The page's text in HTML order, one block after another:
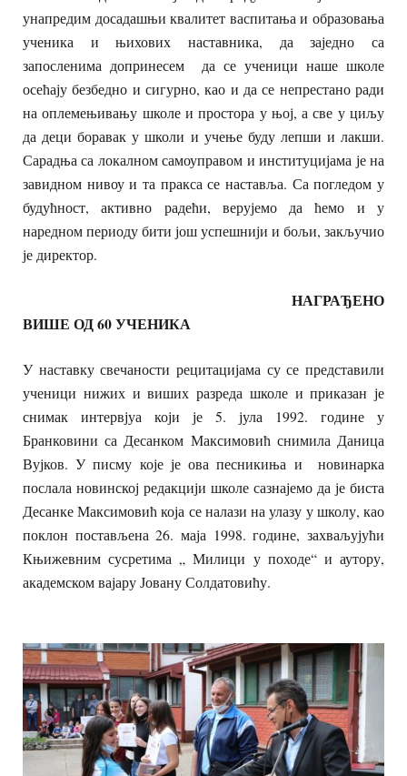
унапредим досадашњи квалитет васпитања и образовања
ученика и њихових наставника, да заједно са
запосленима допринесем да се ученици наше школе
осећају безбедно и сигурно, као и да се непрестано ради
на оплемењивању школе и простора у њој, а све у циљу
да деци боравак у школи и учење буду лепши и лакши.
Сарадња са локалном самоуправом и институцијама је на
завидном нивоу и та пракса се наставља. Са погледом у
будућност, активно радећи, верујемо да ћемо и у
наредном периоду бити још успешнији и бољи, закључио
је директор.
НАГРАЂЕНО
ВИШЕ ОД 60 УЧЕНИКА
У наставку свечаности рецитацијама су се представили
ученици нижих и виших разреда школе и приказан је
снимак интервјуа који је 5. јула 1992. године у
Бранковини са Десанком Максимовић снимила Даница
Вујков. У писму које је ова песникиња и новинарка
послала новинској редакцији школе сазнајемо да је биста
Десанке Максимовић која се налази на улазу у школу, као
поклон постављена 26. маја 1998. године, захваљујући
Књижевним сусретима „ Милици у походе“ и аутору,
академском вајару Јовану Солдатовићу.